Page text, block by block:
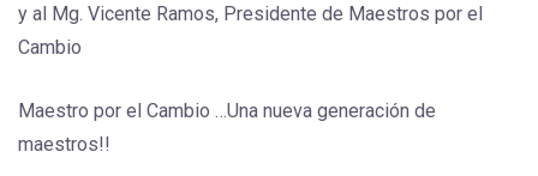
y al Mg. Vicente Ramos, Presidente de Maestros por el
Cambio
Maestro por el Cambio …Una nueva generación de
maestros!!